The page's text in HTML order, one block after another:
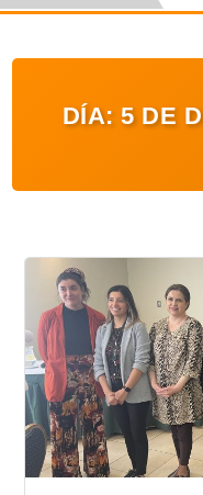
CRÓNICA
ENTRETENIMIENTO Y
VIDEOS
GALERIA DE FOTOS
APP MÓVIL
DÍA:5 DE